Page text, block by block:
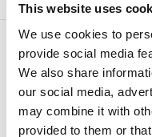
This website uses
We use cookies to
provide social media
We also share
our social media,
may combine it with
provided to them or
Sobre mim
Contactos